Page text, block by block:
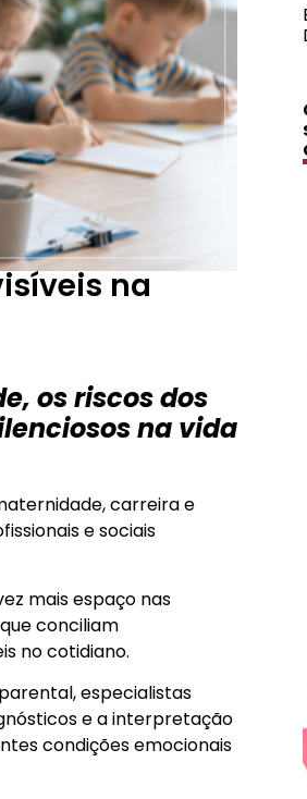
na
os riscos dos
na vida
carreira e
e sociais
mais espaço nas
conciliam
no cotidiano.
especialistas
e a interpretação
condições emocionais